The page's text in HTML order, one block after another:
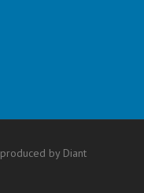
by Diant